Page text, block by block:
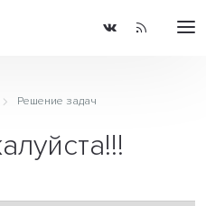
Решение задач